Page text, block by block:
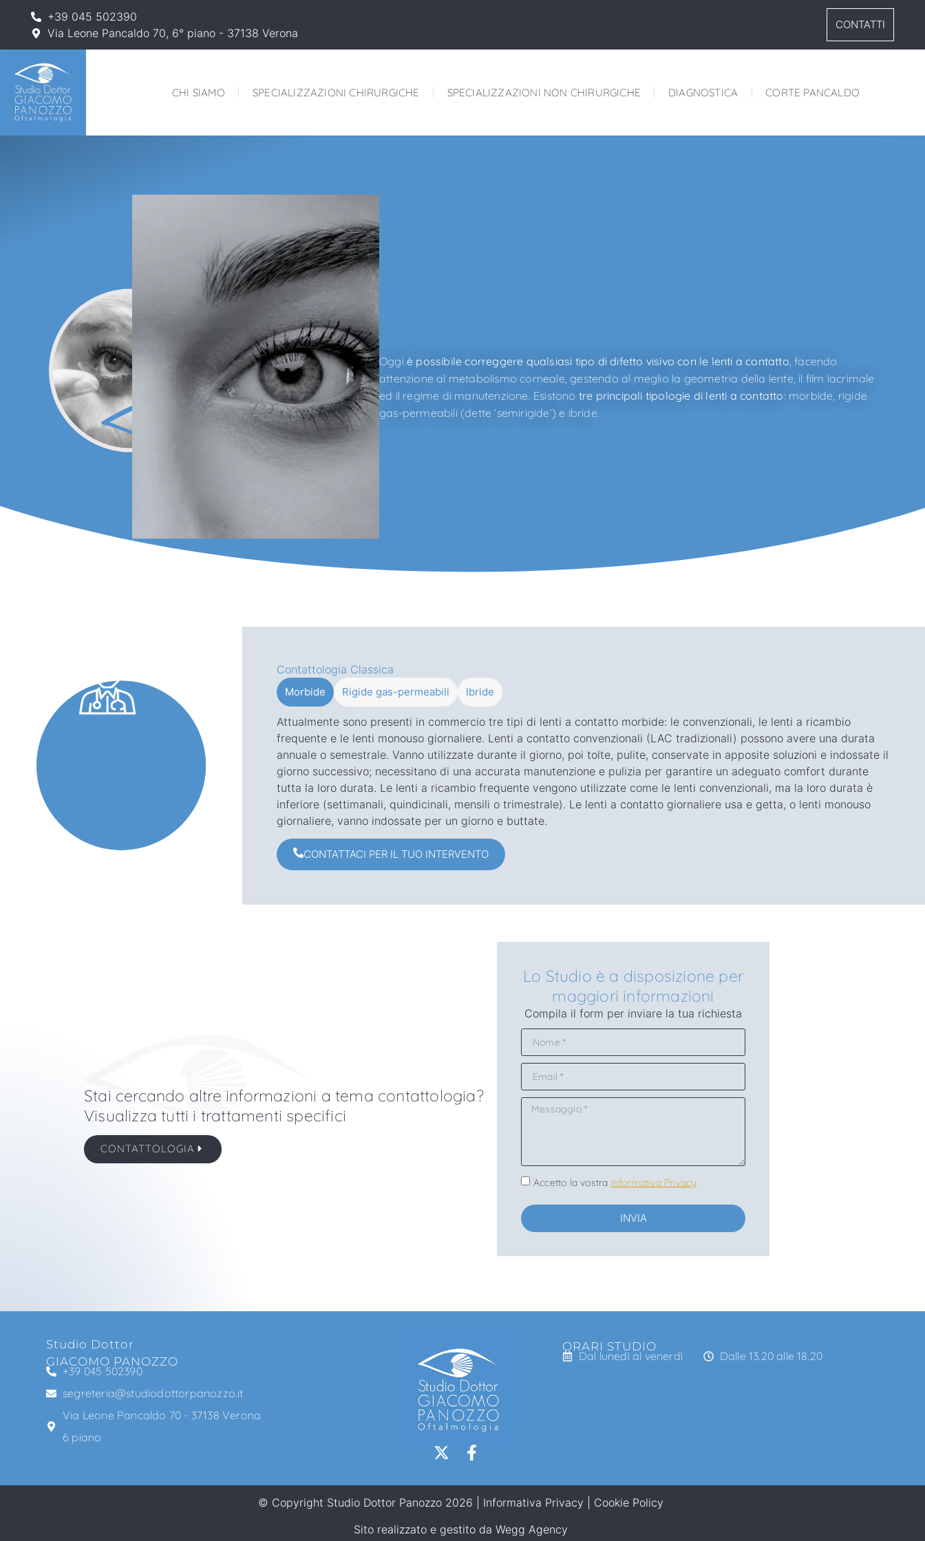
+39 045 502390
Via Leone Pancaldo 70, 6° piano - 37138 Verona
CONTATTI
CHI SIAMO SPECIALIZZAZIONI CHIRURGICHE SPECIALIZZAZIONI NON CHIRURGICHE DIAGNOSTICA CORTE PANCALDO
Oggiè possibile correggere qualsiasi tipo di difetto visivo con le lenti a contatto, facendo
attenzione al metabolismo corneale, gestendo al meglio la geometria della lente, il film lacrimale
ed il regime di manutenzione. Esistono tre principali tipologie di lenti a contatto: morbide, rigide
gas-permeabili (dette ‘semirigide’) e ibride.
Contattologia Classica
Morbide Rigide gas-permeabili Ibride
Attualmente sono presenti in commercio tre tipi di lenti a contatto morbide: le convenzionali, le lenti a ricambio
frequente e le lenti monouso giornaliere. Lenti a contatto convenzionali (LAC tradizionali) possono avere una durata
annuale o semestrale. Vanno utilizzate durante il giorno, poi tolte, pulite, conservate in apposite soluzioni e indossate il
giorno successivo; necessitano di una accurata manutenzione e pulizia per garantire un adeguato comfort durante
tutta la loro durata. Le lenti a ricambio frequente vengono utilizzate come le lenti convenzionali, ma la loro durata è
inferiore (settimanali, quindicinali, mensili o trimestrale). Le lenti a contatto giornaliere usa e getta, o lenti monouso
giornaliere, vanno indossate per un giorno e buttate.
CONTATTACI PER IL TUO INTERVENTO
Stai cercando altre informazioni a tema contattologia?
Visualizza tutti i trattamenti specifici
CONTATTOLOGIA
Lo Studio è a disposizione per
maggiori informazioni
Compila il form per inviare la tua richiesta
Accetto la vostra Informativa Privacy
INVIA
Studio Dottor
GIACOMO PANOZZO
+39 045 502390
segreteria@studiodottorpanozzo.it
Via Leone Pancaldo 70 - 37138 Verona
6 piano
ORARI STUDIO
Dal lunedì al venerdì Dalle 13.20 alle 18.20
© Copyright Studio Dottor Panozzo 2026 | Informativa Privacy
Cookie Policy
Sito realizzato e gestito da Wegg Agency